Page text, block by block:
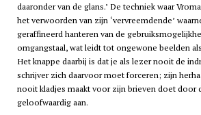
daaronder van de glans.’ De techniek waar
het verwoorden van zijn ‘vervreemdende’
geraffineerd hanteren van de
omgangstaal, wat leidt tot ongewone beelden
Het knappe daarbij is dat je als lezer nooit de
schrijver zich daarvoor moet forceren; zijn
nooit kladjes maakt voor zijn brieven doet door
geloofwaardig aan.